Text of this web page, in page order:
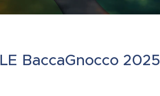
BaccaGnocco 2025